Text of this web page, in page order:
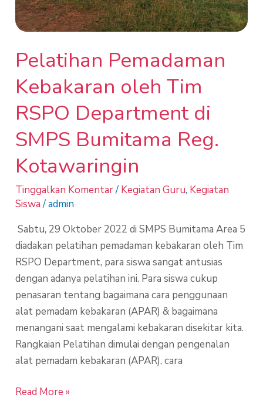
Pelatihan Pemadaman
Kebakaran oleh Tim
RSPO Department di
SMPS Bumitama Reg.
Kotawaringin
Tinggalkan Komentar/ Kegiatan Guru, Kegiatan
Siswa/admin
Sabtu, 29 Oktober 2022 di SMPS Bumitama Area 5
diadakan pelatihan pemadaman kebakaran oleh Tim
RSPO Department, para siswa sangat antusias
dengan adanya pelatihan ini. Para siswa cukup
penasaran tentang bagaimana cara penggunaan
alat pemadam kebakaran (APAR) & bagaimana
menangani saat mengalami kebakaran disekitar kita.
Rangkaian Pelatihan dimulai dengan pengenalan
alat pemadam kebakaran (APAR), cara
Bumitama
Reg.
Read More »